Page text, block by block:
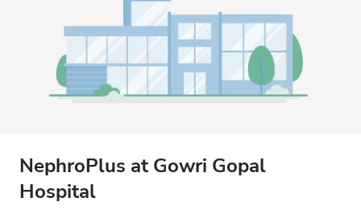
NephroPlus at Gowri Gopal
Hospital